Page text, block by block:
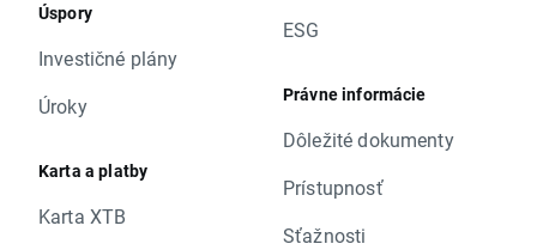
Úspory
Investičné plány
Úroky
Karta a platby
Karta XTB
ESG
Právne informácie
Dôležité dokumenty
Prístupnosť
Sťažnosti